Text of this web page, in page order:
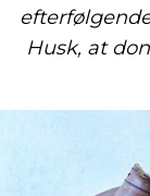
Husk, at